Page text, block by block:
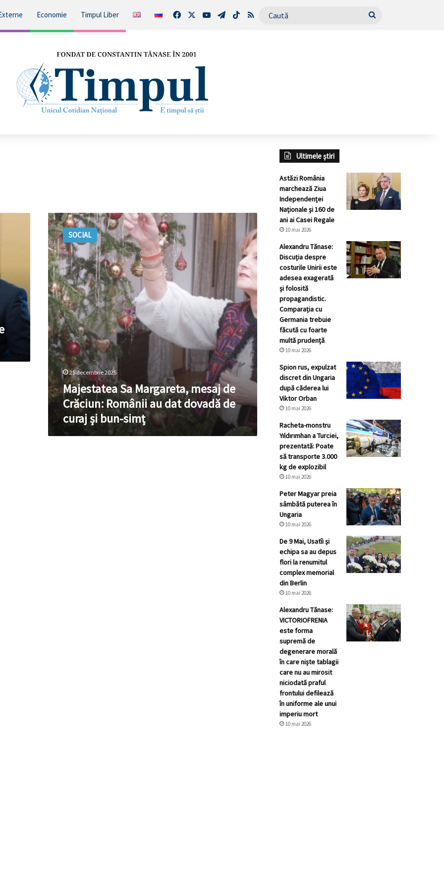
Economie Timpul Liber FacebookYouTubeTelegram
TikTokRSS Caută
Majestatea
Sa
Margareta,
mesaj
de
Crăciun:
Românii
au
dat
dovadă
de
curaj
și
bun-
simț
SOCIAL
25 decembrie 2025
Majestatea Sa Margareta, mesaj de
Crăciun: Românii au dat dovadă de
curaj și bun-simț
Ultimele știri
Astăzi România
marchează Ziua
Independenței
Naționale și 160 de
ani ai Casei Regale
10 mai 2026
Alexandru Tănase:
Discuția despre
costurile Unirii este
adesea exagerată
și folosită
propagandistic.
Comparația cu
Germania trebuie
făcută cu foarte
multă prudență
10 mai 2026
Spion rus, expulzat
discret din Ungaria
după căderea lui
Viktor Orban
10 mai 2026
Racheta-monstru
Yıldırımhan a Turciei,
prezentată: Poate
să transporte 3.000
kg de explozibil
10 mai 2026
Peter Magyar preia
sâmbătă puterea în
Ungaria
10 mai 2026
De 9 Mai, Usatîi și
echipa sa au depus
flori la renumitul
complex memorial
din Berlin
10 mai 2026
Alexandru Tănase:
VICTORIOFRENIA
este forma
supremă de
degenerare morală
în care niște tablagii
care nu au mirosit
niciodată praful
frontului defilează
în uniforme ale unui
imperiu mort
10 mai 2026